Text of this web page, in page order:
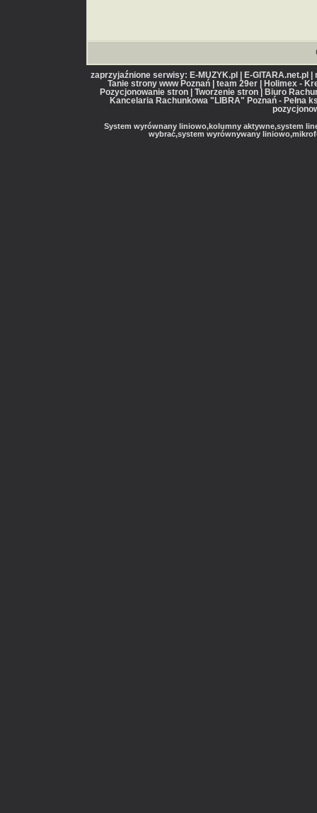
zaprzyjaźnione serwisy: E-MUZYK.pl | E-GITARA.net.pl
Tanie strony www Poznań | team 29er | Holimex -
Pozycjonowanie stron | Tworzenie stron | Biuro
Kancelaria Rachunkowa "LIBRA" Poznań - Pełna
System wyrównany liniowo,kolumny aktywne,system
wybrać,system wyrównywany